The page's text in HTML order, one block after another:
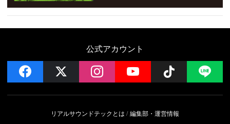
公式アカウント
facebook instagramYouTube Follow
リアルサウンドテックとは
編集部・運営情報